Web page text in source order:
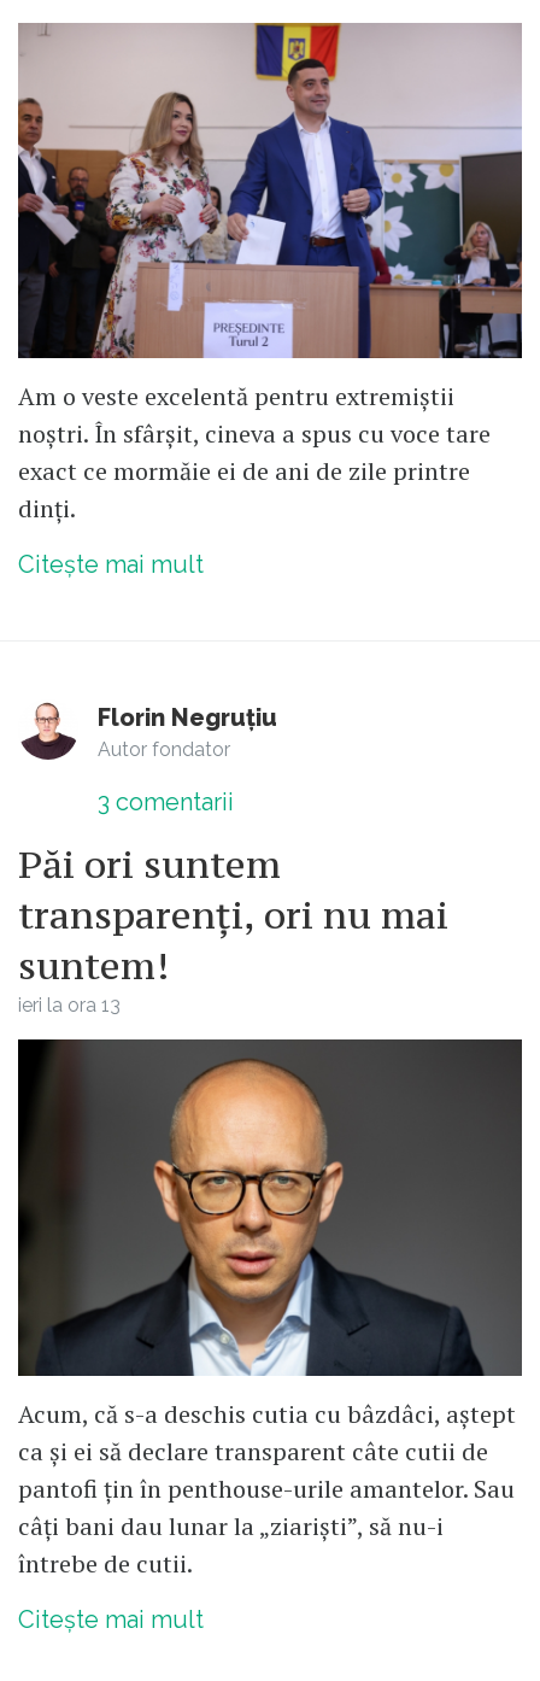
Am o veste excelentă pentru extremiștii
noștri. În sfârșit, cineva a spus cu voce tare
exact ce mormăie ei de ani de zile printre
dinți.
Citește mai mult
Florin Negruțiu
Autor fondator
3 comentarii
Păi ori suntem
transparenți, ori nu mai
suntem!
ieri la ora 13
Acum, că s-a deschis cutia cu bâzdâci, aștept
ca și ei să declare transparent câte cutii de
pantofi țin în penthouse-urile amantelor. Sau
câți bani dau lunar la „ziariști”, să nu-i
întrebe de cutii.
Citește mai mult